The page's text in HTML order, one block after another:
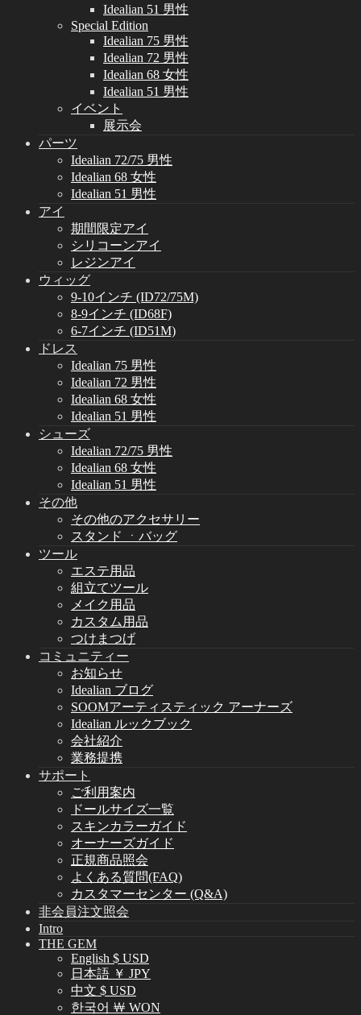
Idealian 51 男性
Special Edition
Idealian 75 男性
Idealian 72 男性
Idealian 68 女性
Idealian 51 男性
イベント
展示会
パーツ
Idealian 72/75 男性
Idealian 68 女性
Idealian 51 男性
アイ
期間限定アイ
シリコーンアイ
レジンアイ
ウィッグ
9-10インチ (ID72/75M)
8-9インチ (ID68F)
6-7インチ (ID51M)
ドレス
Idealian 75 男性
Idealian 72 男性
Idealian 68 女性
Idealian 51 男性
シューズ
Idealian 72/75 男性
Idealian 68 女性
Idealian 51 男性
その他
その他のアクセサリー
スタンド ㆍバッグ
ツール
エステ用品
組立てツール
メイク用品
カスタム用品
つけまつげ
コミュニティー
お知らせ
Idealian ブログ
SOOMアーティスティック アーナーズ
Idealian ルックブック
会社紹介
業務提携
サポート
ご利用案内
ドールサイズ一覧
スキンカラーガイド
オーナーズガイド
正規商品照会
よくある質問(FAQ)
カスタマーセンター (Q&A)
非会員注文照会
Intro
THE GEM
English $ USD
日本語 ￥ JPY
中文 $ USD
한국어 ￦ WON